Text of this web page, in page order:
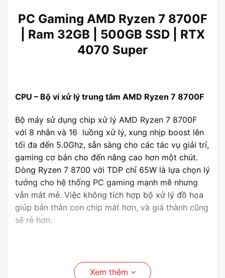
PC Gaming AMD Ryzen 7 8700F
| Ram 32GB | 500GB SSD | RTX
4070 Super
CPU – Bộ vi xử lý trung tâm AMD Ryzen 7 8700F
Bộ máy sử dụng chip xử lý AMD Ryzen 7 8700F
với 8 nhân và 16 luồng xử lý, xung nhịp boost lên
tối đa đến 5.0Ghz, sẵn sàng cho các tác vụ giải trí,
gaming cơ bản cho đến nâng cao hơn một chút.
Dòng Ryzen 7 8700 với TDP chỉ 65W là lựa chọn lý
tưởng cho hệ thống PC gaming mạnh mẽ nhưng
vẫn mát mẻ. Việc không tích hợp bộ xử lý đồ họa
giúp bản thân con chip mát hơn, và giá thành cũng
sẽ rẻ hơn.
Xem thêm